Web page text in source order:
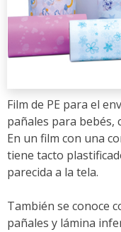
Film de PE para el
pañales para bebés,
En un film con una
tiene tacto
parecida a la tela.
También se conoce
pañales y lámina